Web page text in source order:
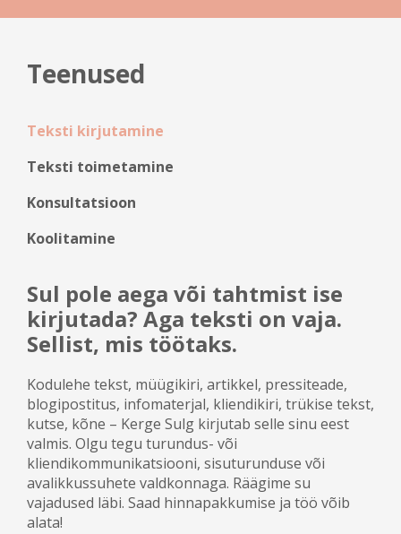
Teenused
Teksti kirjutamine
Teksti toimetamine
Konsultatsioon
Koolitamine
Sul pole aega või tahtmist ise
kirjutada? Aga teksti on vaja.
Sellist, mis töötaks.
Kodulehe tekst, müügikiri, artikkel, pressiteade,
blogipostitus, infomaterjal, kliendikiri, trükise tekst,
kutse, kõne – Kerge Sulg kirjutab selle sinu eest
valmis. Olgu tegu turundus- või
kliendikommunikatsiooni, sisuturunduse või
avalikkussuhete valdkonnaga. Räägime su
vajadused läbi. Saad hinnapakkumise ja töö võib
alata!